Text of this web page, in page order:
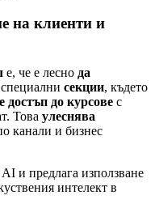
на клиенти и
е, че е лесно да
секции, където
достъп до курсове с
Това улеснява
канали и бизнес
и предлага използване
интелект в